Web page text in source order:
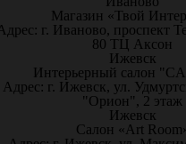
Магазин «Твой
г. Иваново, проспект
80 ТЦ Аксон
Ижевск
Интерьерный салон
Адрес: г. Ижевск, ул.
"Орион", 2 этаж
Ижевск
Салон «Art